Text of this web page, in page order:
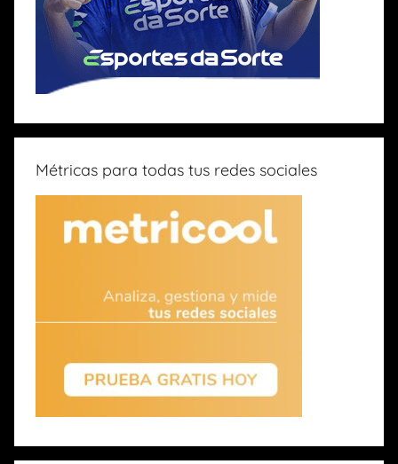
Métricas para todas tus redes sociales